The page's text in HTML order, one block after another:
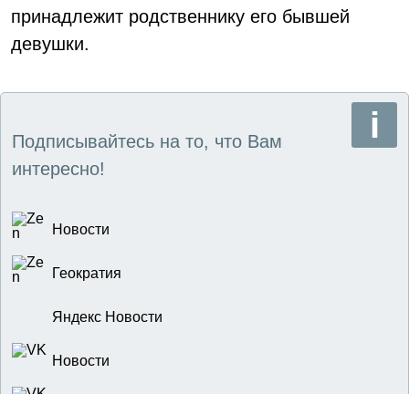
принадлежит родственнику его бывшей
девушки.
Подписывайтесь на то, что Вам
интересно!
Новости
Геократия
Яндекс Новости
Новости